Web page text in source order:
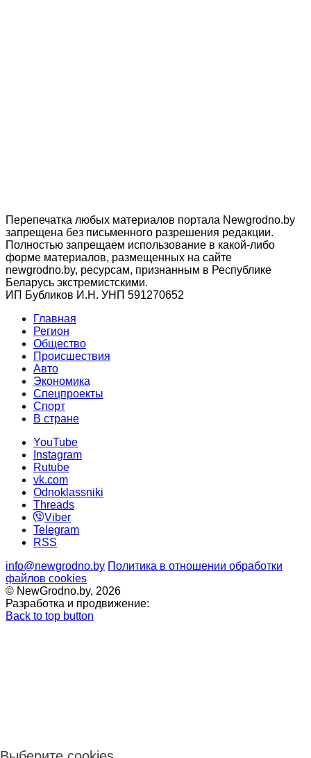
Перепечатка любых материалов портала Newgrodno.by
запрещена без письменного разрешения редакции.
Полностью запрещаем использование в какой-либо
форме материалов, размещенных на сайте
newgrodno.by, ресурсам, признанным в Республике
Беларусь экстремистскими.
ИП Бубликов И.Н. УНП 591270652
Главная
Регион
Общество
Происшествия
Авто
Экономика
Спецпроекты
Cпорт
В стране
YouTube
Instagram
Rutube
vk.com
Odnoklassniki
Threads
Viber
Telegram
RSS
info@newgrodno.by Политика в отношении обработки
файлов cookies
© NewGrodno.by, 2026
Разработка и продвижение:
Back to top button